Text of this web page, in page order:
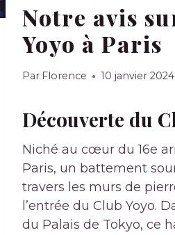
Notre avis
Yoyo à Paris
Par Florence 10 janvier 2024
Découverte du
Niché au cœur du 16e
Paris, un battement
travers les murs de
l’entrée du Club Yoyo.
du Palais de Tokyo, ce